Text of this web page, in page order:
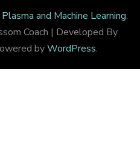
and Machine Learning.
Coach | Developed By
byWordPress.